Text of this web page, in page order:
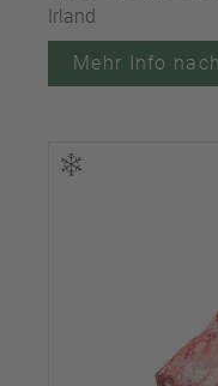
Irland
Mehr Info